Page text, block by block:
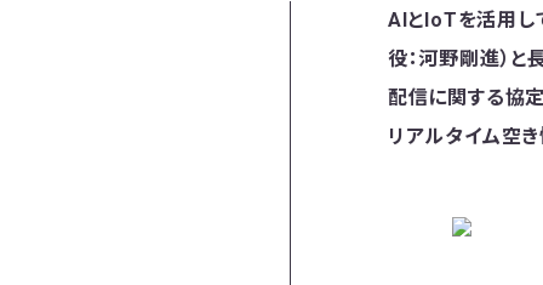
AIとIoTを活用し
役：河野剛進）
配信に関する協
リアルタイム空